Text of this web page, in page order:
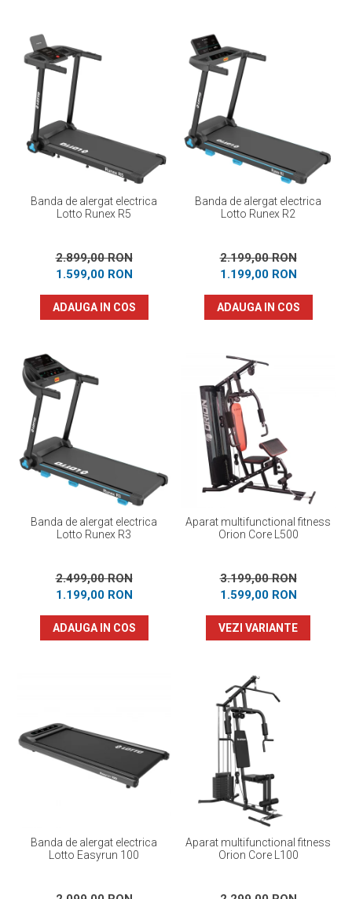
Banda de alergat electrica
Lotto Runex R5
2.899,00 RON
1.599,00 RON
ADAUGA IN COS
Banda de alergat electrica
Lotto Runex R2
2.199,00 RON
1.199,00 RON
ADAUGA IN COS
Banda de alergat electrica
Lotto Runex R3
2.499,00 RON
1.199,00 RON
ADAUGA IN COS
Aparat multifunctional fitness
Orion Core L500
3.199,00 RON
1.599,00 RON
VEZI VARIANTE
Banda de alergat electrica
Lotto Easyrun 100
Aparat multifunctional fitness
Orion Core L100